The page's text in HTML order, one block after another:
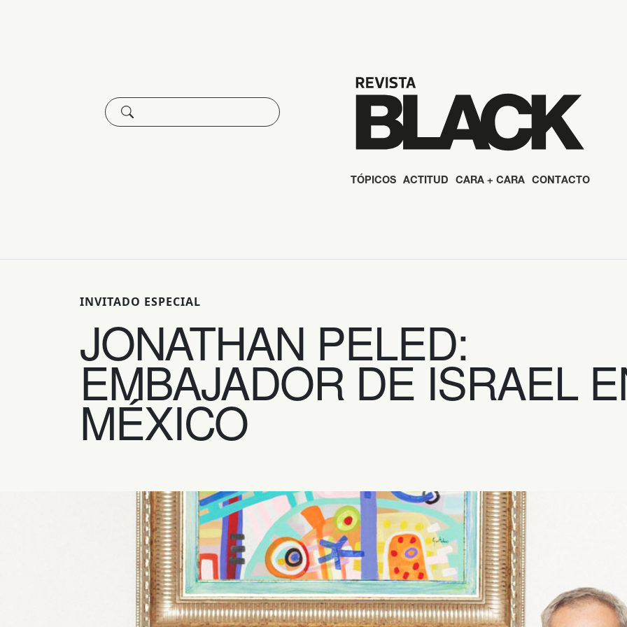
TÓPICOS ACTITUD CARA + CARA CONTACTO
INVITADO ESPECIAL
JONATHAN PELED:
EMBAJADOR DE ISRAEL
MÉXICO